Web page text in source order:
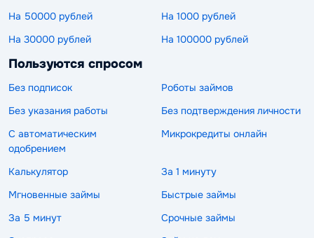
На 50000 рублей
На 1000 рублей
На 30000 рублей
На 100000 рублей
Пользуются спросом
Без подписок
Роботы займов
Без указания работы
Без подтверждения личности
С автоматическим
одобрением
Микрокредиты онлайн
Калькулятор
За 1 минуту
Мгновенные займы
Быстрые займы
За 5 минут
Срочные займы